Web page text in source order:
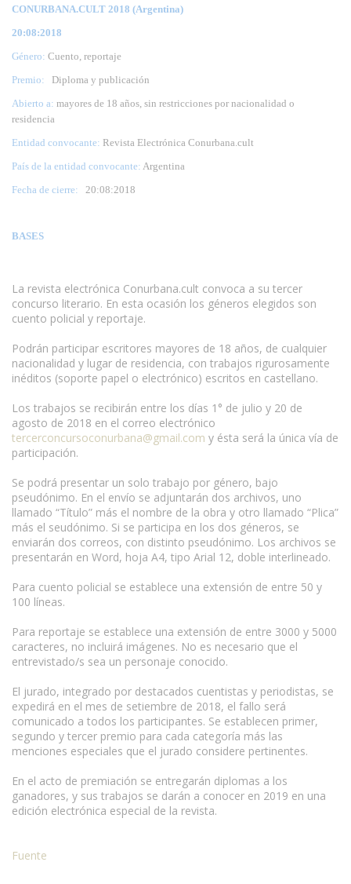
CONURBANA.CULT 2018 (Argentina)
20:08:2018
Género: Cuento, reportaje
Premio:
Diploma y publicación
Abierto a: mayores de 18 años, sin restricciones por nacionalidad o
residencia
Entidad convocante: Revista Electrónica Conurbana.cult
País de la entidad convocante: Argentina
Fecha de cierre: 20:08:2018
BASES
La revista electrónica Conurbana.cult convoca a su tercer
concurso literario. En esta ocasión los géneros elegidos son
cuento policial y reportaje.
Podrán participar escritores mayores de 18 años, de cualquier
nacionalidad y lugar de residencia, con trabajos rigurosamente
inéditos (soporte papel o electrónico) escritos en castellano.
Los trabajos se recibirán entre los días 1° de julio y 20 de
agosto de 2018 en el correo electrónico
tercerconcursoconurbana@gmail.com y ésta será la única vía de
participación.
Se podrá presentar un solo trabajo por género, bajo
pseudónimo. En el envío se adjuntarán dos archivos, uno
llamado “Título” más el nombre de la obra y otro llamado “Plica”
más el seudónimo. Si se participa en los dos géneros, se
enviarán dos correos, con distinto pseudónimo. Los archivos se
presentarán en Word, hoja A4, tipo Arial 12, doble interlineado.
Para cuento policial se establece una extensión de entre 50 y
100 líneas.
Para reportaje se establece una extensión de entre 3000 y 5000
caracteres, no incluirá imágenes. No es necesario que el
entrevistado/s sea un personaje conocido.
El jurado, integrado por destacados cuentistas y periodistas, se
expedirá en el mes de setiembre de 2018, el fallo será
comunicado a todos los participantes. Se establecen primer,
segundo y tercer premio para cada categoría más las
menciones especiales que el jurado considere pertinentes.
En el acto de premiación se entregarán diplomas a los
ganadores, y sus trabajos se darán a conocer en 2019 en una
edición electrónica especial de la revista.
Fuente